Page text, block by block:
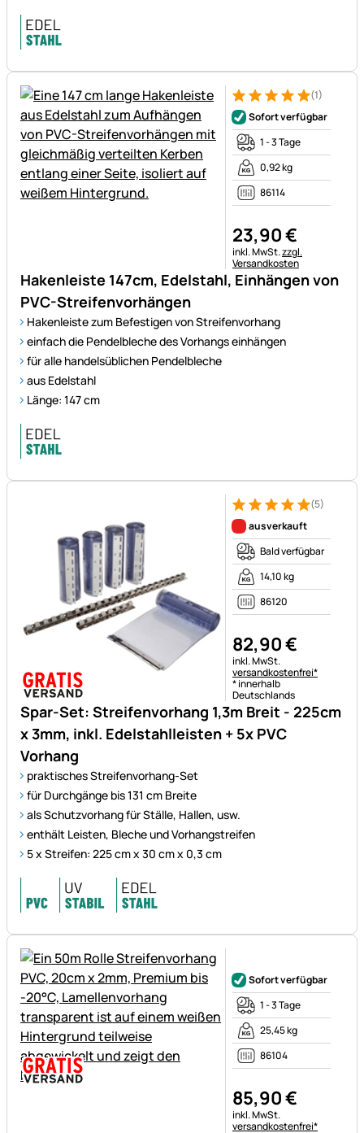
Hakenleiste 147cm, Edelstahl, Einhängen von
PVC-Streifenvorhängen
Hakenleiste zum Befestigen von Streifenvorhang
einfach die Pendelbleche des Vorhangs einhängen
für alle handelsüblichen Pendelbleche
aus Edelstahl
Länge: 147 cm
Bewertung: 5 von 5 (1
1 Bewertung
(1)
Sofort verfügbar
1 - 3 Tage
0,92 kg
86114
23,90€
Steuerhinweis:
inkl. MwSt.zzgl.
Versandkosten
Spar-Set: Streifenvorhang 1,3m Breit - 225cm
x 3mm, inkl. Edelstahlleisten + 5x PVC
Vorhang
praktisches Streifenvorhang-Set
für Durchgänge bis 131 cm Breite
als Schutzvorhang für Ställe, Hallen, usw.
enthält Leisten, Bleche und Vorhangstreifen
5 x Streifen: 225 cm x 30 cm x 0,3 cm
Bewertung: 5 von 5 (5
5 Bewertungen
(5)
ausverkauft
Bald verfügbar
14,10 kg
86120
82,90€
Steuerhinweis:
inkl. MwSt.
versandkostenfrei*
* innerhalb
Deutschlands
Sofort verfügbar
1 - 3 Tage
25,45 kg
86104
85,90€
Steuerhinweis:
inkl. MwSt.
versandkostenfrei*